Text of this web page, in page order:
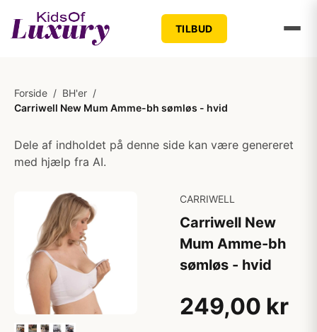
TILBUD
Forside / BH'er /
Carriwell New Mum Amme-bh sømløs - hvid
Dele af indholdet på denne side kan være genereret
med hjælp fra AI.
CARRIWELL
Carriwell New
Mum Amme-bh
sømløs - hvid
249,00 kr